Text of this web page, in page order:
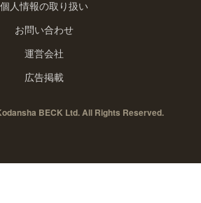
個人情報の取り扱い
お問い合わせ
運営会社
広告掲載
BECK Ltd. All Rights Reserved.